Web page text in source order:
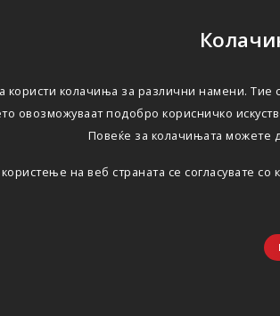
користи колачиња за различни намени.
овозможуваат подобро корисничко
Повеќе за колачињата можете
на веб страната се согласувате